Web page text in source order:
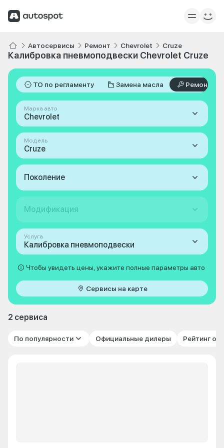
Автосервисы Ремонт Chevrolet Cruze
Калибровка пневмоподвески Chevrolet Cruze
ТО по регламенту Замена масла Ремонт
Марка авто
Chevrolet
Модель
Cruze
Поколение
Модификация
Услуга
Калибровка пневмоподвески
Чтобы увидеть цены, укажите полные параметры авто
Сервисы на карте
2 сервиса
По популярности Официальные дилеры Рейтинг